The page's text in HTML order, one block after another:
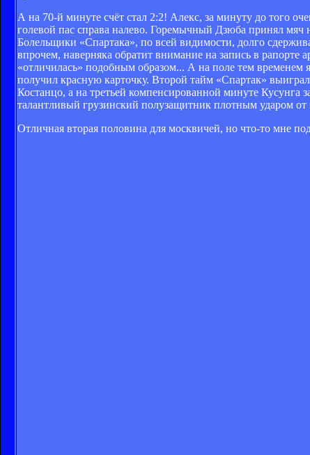
А на 70-й минуте счёт стал 2:2! Алекс, за минуту до того
голевой пас справа налево. Горемычный Дзюба принял мяч
Болельщики «Спартака», по всей видимости, долго
впрочем, наверняка обратит внимание на запись в рапорте
«отличилась» подобным образом... А на поле тем временем
получил красную карточку. Второй тайм «Спартак»
Костанцо, а на третьей компенсированной минуте
талантливый грузинский полузащитник плотным ударом от
Отличная вторая половина для москвичей, но что-то мне